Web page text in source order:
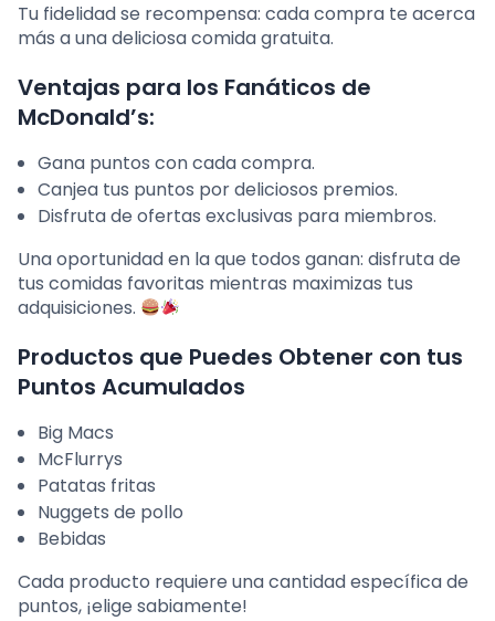
Tu fidelidad se recompensa: cada compra te acerca
más a una deliciosa comida gratuita.
Ventajas para los Fanáticos de
McDonald’s:
Gana puntos con cada compra.
Canjea tus puntos por deliciosos premios.
Disfruta de ofertas exclusivas para miembros.
Una oportunidad en la que todos ganan: disfruta de
tus comidas favoritas mientras maximizas tus
adquisiciones.
Productos que Puedes Obtener con tus
Puntos Acumulados
Big Macs
McFlurrys
Patatas fritas
Nuggets de pollo
Bebidas
Cada producto requiere una cantidad específica de
puntos, ¡elige sabiamente!